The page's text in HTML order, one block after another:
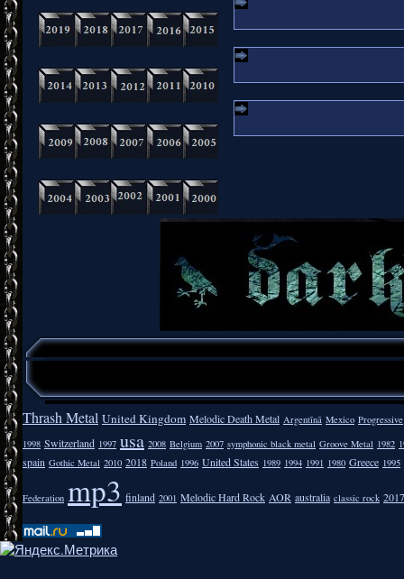
Thrash Metal United Kingdom Melodic Death Metal Argentīnā Mexico Progressive
1998 Switzerland 1997 usa 2008 Belgium 2007 symphonic black metal Groove Metal 1982
spain Gothic Metal 2010 2018 Poland 1996 United States 1989 1994 1991 1980 Greece 1995
Federation mp3 finland 2001 Melodic Hard Rock AOR australia classic rock 2017